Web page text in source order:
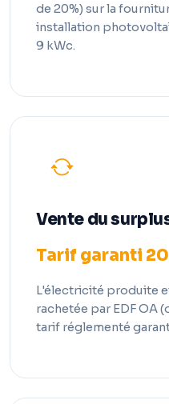
de 20%) sur la
installation
9 kWc.
Vente du
Tarif garanti
L'électricité produite
rachetée par EDF OA
tarif réglementé